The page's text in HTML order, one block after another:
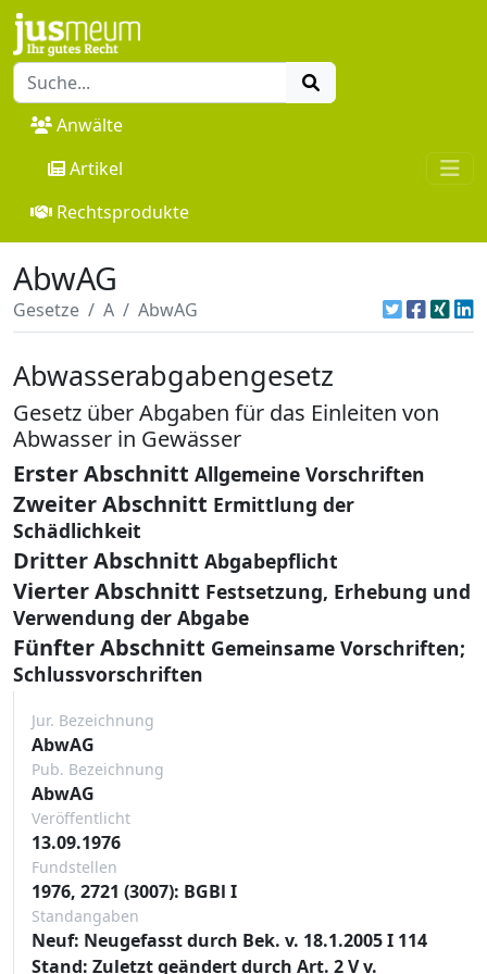
Anwälte
Artikel
Rechtsprodukte
AbwAG
Gesetze A AbwAG
Abwasserabgabengesetz
Gesetz über Abgaben für das Einleiten von
Abwasser in Gewässer
Erster Abschnitt Allgemeine Vorschriften
Zweiter Abschnitt Ermittlung der
Schädlichkeit
Dritter Abschnitt Abgabepflicht
Vierter Abschnitt Festsetzung, Erhebung und
Verwendung der Abgabe
Fünfter Abschnitt Gemeinsame Vorschriften;
Schlussvorschriften
Jur. Bezeichnung
AbwAG
Pub. Bezeichnung
AbwAG
Veröffentlicht
13.09.1976
Fundstellen
1976, 2721 (3007): BGBl I
Standangaben
Neuf: Neugefasst durch Bek. v. 18.1.2005 I 114
Stand: Zuletzt geändert durch Art. 2 V v.